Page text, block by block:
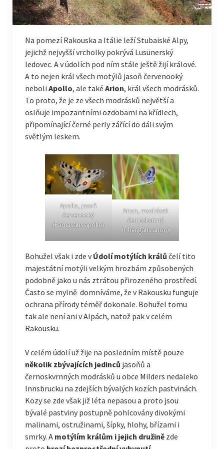
Na pomezí Rakouska a Itálie leží Stubaiské Alpy,
jejichž nejvyšší vrcholky pokrývá Lusünerský
ledovec. A v údolích pod ním stále ještě žijí králové.
A to nejen král všech motýlů jasoň červenooký
neboli Apollo, ale také Arion, král všech modrásků.
To proto, že je ze všech modrásků největší a
oslňuje impozantními ozdobami na křídlech,
připomínající černé perly zářící do dáli svým
světlým leskem.
Apollo, jasoň
červenooký
(Parnassius apollo)
Arion, modrásek
černoskvrnný
(Phengaris arion)
Bohužel však i zde vÚdolí motýlích králů čelí tito
majestátní motýli velkým hrozbám způsobených
podobně jako u nás ztrátou přirozeného prostředí.
Často se mylně domníváme, že v Rakousku funguje
ochrana přírody téměř dokonale. Bohužel tomu
tak ale není ani v Alpách, natož pak v celém
Rakousku.
V celém údolí už žije na posledním místě pouze
několik zbývajících jedinců jasoňů a
černoskvrnných modrásků u obce Milders nedaleko
Innsbrucku na zdejších bývalých kozích pastvinách.
Kozy se zde však již léta nepasou a proto jsou
bývalé pastviny postupně pohlcovány divokými
malinami, ostružinami, šípky, hlohy, břízami i
smrky. A motýlím králům i jejich družinězde